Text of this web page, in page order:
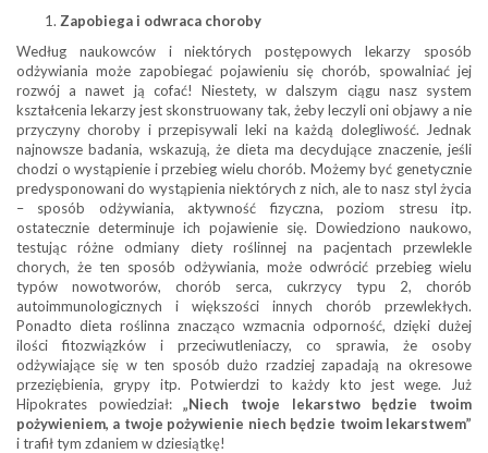
Zapobiega i odwraca choroby
Według naukowców i niektórych postępowych lekarzy sposób
odżywiania może zapobiegać pojawieniu się chorób, spowalniać jej
rozwój a nawet ją cofać! Niestety, w dalszym ciągu nasz system
kształcenia lekarzy jest skonstruowany tak, żeby leczyli oni objawy a nie
przyczyny choroby i przepisywali leki na każdą dolegliwość. Jednak
najnowsze badania, wskazują, że dieta ma decydujące znaczenie, jeśli
chodzi o wystąpienie i przebieg wielu chorób. Możemy być genetycznie
predysponowani do wystąpienia niektórych z nich, ale to nasz styl życia
– sposób odżywiania, aktywność fizyczna, poziom stresu itp.
ostatecznie determinuje ich pojawienie się. Dowiedziono naukowo,
testując różne odmiany diety roślinnej na pacjentach przewlekle
chorych, że ten sposób odżywiania, może odwrócić przebieg wielu
typów nowotworów, chorób serca, cukrzycy typu 2, chorób
autoimmunologicznych i większości innych chorób przewlekłych.
Ponadto dieta roślinna znacząco wzmacnia odporność, dzięki dużej
ilości fitozwiązków i przeciwutleniaczy, co sprawia, że osoby
odżywiające się w ten sposób dużo rzadziej zapadają na okresowe
przeziębienia, grypy itp. Potwierdzi to każdy kto jest wege. Już
Hipokrates powiedział:„Niech twoje lekarstwo będzie twoim
pożywieniem, a twoje pożywienie niech będzie twoim lekarstwem”
i trafił tym zdaniem w dziesiątkę!